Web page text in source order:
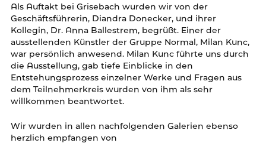
Als Auftakt bei Grisebach wurden wir von der
Geschäftsführerin, Diandra Donecker, und ihrer
Kollegin, Dr. Anna Ballestrem, begrüßt. Einer der
ausstellenden Künstler der Gruppe Normal, Milan Kunc,
war persönlich anwesend. Milan Kunc führte uns durch
die Ausstellung, gab tiefe Einblicke in den
Entstehungsprozess einzelner Werke und Fragen aus
dem Teilnehmerkreis wurden von ihm als sehr
willkommen beantwortet.
Wir wurden in allen nachfolgenden Galerien ebenso
herzlich empfangen von